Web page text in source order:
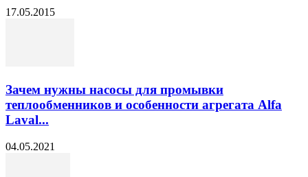
17.05.2015
Зачем нужны насосы для промывки
теплообменников и особенности агрегата Alfa
Laval...
04.05.2021